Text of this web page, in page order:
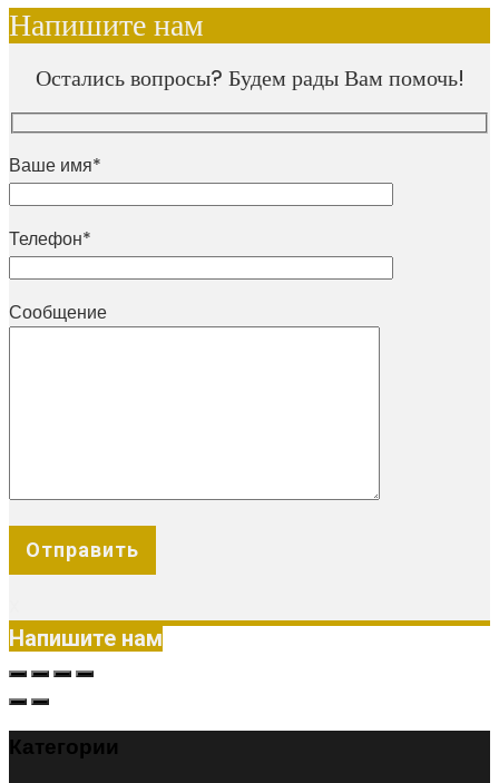
Напишите нам
Остались вопросы? Будем рады Вам помочь!
Ваше имя*
Телефон*
Сообщение
Напишите нам
Категории